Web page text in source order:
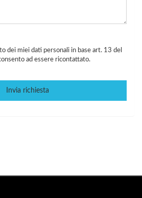
dei miei dati personali in base art. 13 del
ad essere ricontattato.
Invia richiesta